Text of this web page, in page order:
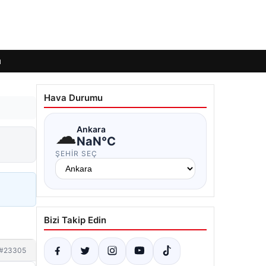
Hava Durumu
☁Ankara
NaN°C
ŞEHIR SEÇ
Bizi Takip Edin